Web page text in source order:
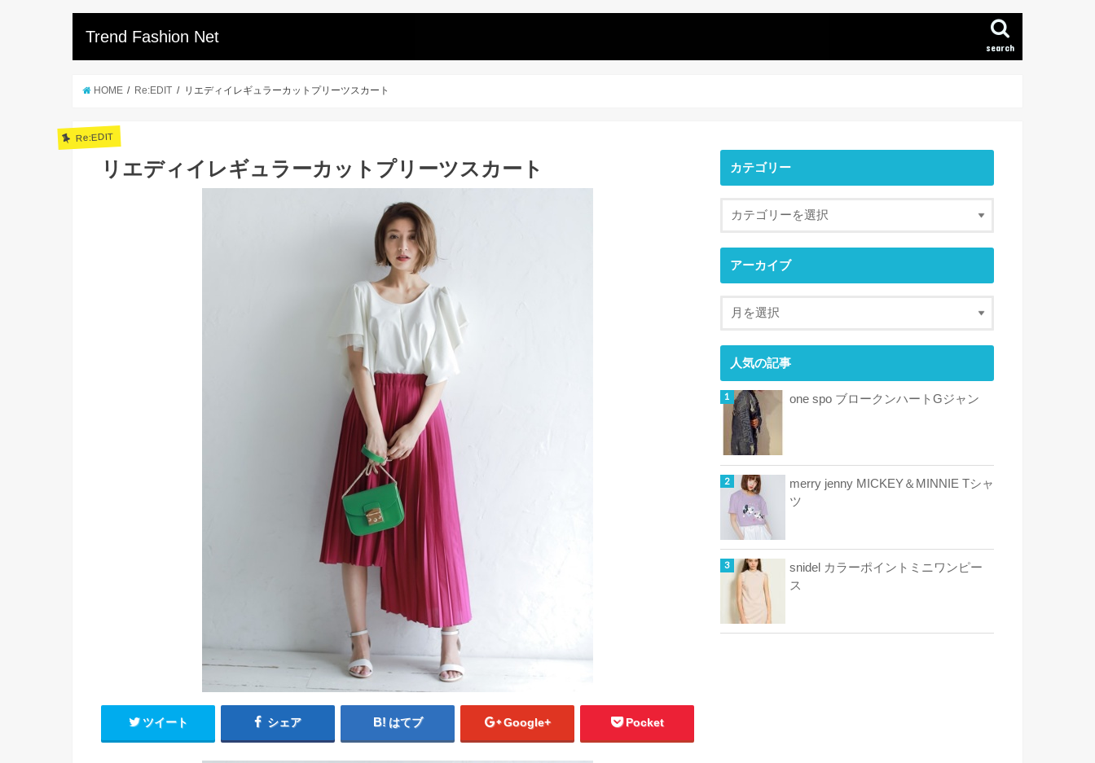
Trend Fashion Net
search
HOME Re:EDIT リエディイレギュラーカットプリーツスカート
Re:EDIT
リエディイレギュラーカットプリーツスカート
ツイート シェア はてブ Google+ Pocket
カテゴリー
アーカイブ
人気の記事
one spo ブロークンハートGジャン
merry jenny MICKEY＆MINNIE Tシャ
ツ
snidel カラーポイントミニワンピー
ス